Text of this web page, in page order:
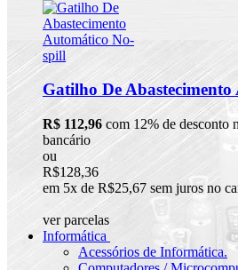
Gatilho De
R$ 112,96 com 12% de desconto
bancário
ou
R$128,36
em 5x de R$25,67 sem juros no
ver parcelas
Informática
Acessórios de Informática.